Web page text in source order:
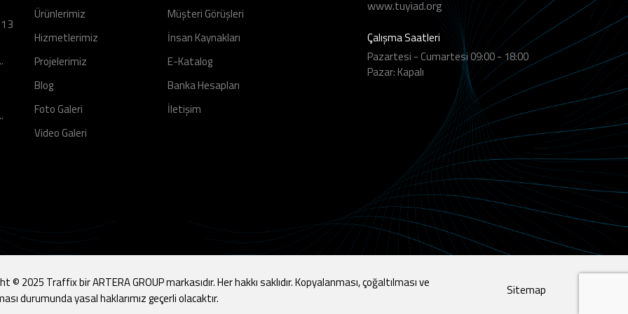
Ürünlerimiz
Hizmetlerimiz
Projelerimiz
Blog
Foto Galeri
Video Galeri
Müşteri Görüşleri
İnsan Kaynakları
E-Katalog
Banka Hesapları
İletişim
www.tuyiad.org
Çalışma Saatleri
Pazartesi - Cumartesi 09:00 - 18:00
Pazar: Kapalı
© 2025 Traffix bir ARTERA GROUP markasıdır. Her hakkı saklıdır. Kopyalanması, çoğaltılması ve
durumunda yasal haklarımız geçerli olacaktır.
Sitemap